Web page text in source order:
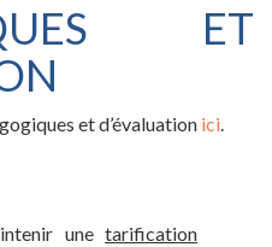
ET
et d’évaluation ici.
une tarification